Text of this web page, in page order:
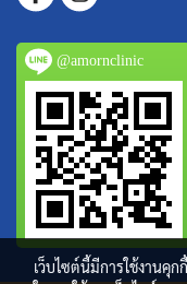
@amornclinic
เว็บไซต์นี้มีการใช้งานคุ